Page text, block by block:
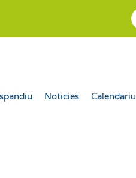
Noticies Calendariu